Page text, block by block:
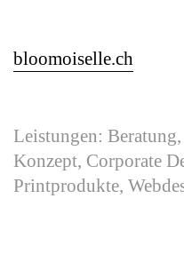
bloomoiselle.ch
Leistungen:
Konzept, Corporate
Printprodukte,